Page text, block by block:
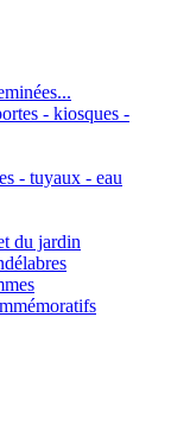
- kiosques -
- tuyaux - eau
du jardin